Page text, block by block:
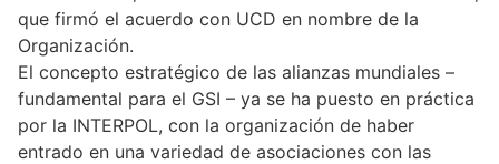
que firmó el acuerdo con UCD en nombre de la
Organización.
El concepto estratégico de las alianzas mundiales –
fundamental para el GSI – ya se ha puesto en práctica
por la INTERPOL, con la organización de haber
entrado en una variedad de asociaciones con las